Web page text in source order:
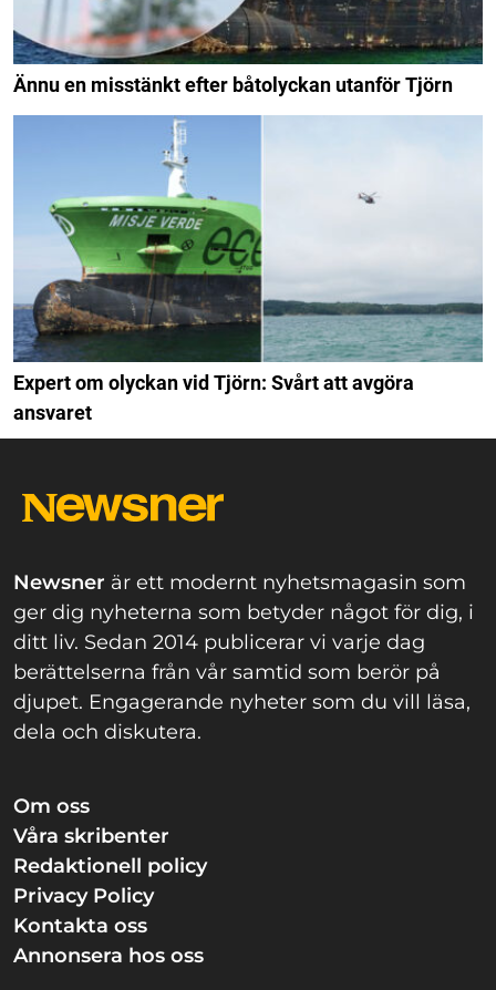
Ännu en misstänkt efter båtolyckan utanför Tjörn
Expert om olyckan vid Tjörn: Svårt att avgöra
ansvaret
Newsner är ett modernt nyhetsmagasin som
ger dig nyheterna som betyder något för dig, i
ditt liv. Sedan 2014 publicerar vi varje dag
berättelserna från vår samtid som berör på
djupet. Engagerande nyheter som du vill läsa,
dela och diskutera.
Om oss
Våra skribenter
Redaktionell policy
Privacy Policy
Kontakta oss
Annonsera hos oss